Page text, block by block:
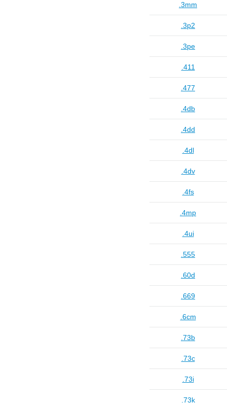
.3mm
.3p2
.3pe
.411
.477
.4db
.4dd
.4dl
.4dv
.4fs
.4mp
.4ui
.555
.60d
.669
.6cm
.73b
.73c
.73i
.73k